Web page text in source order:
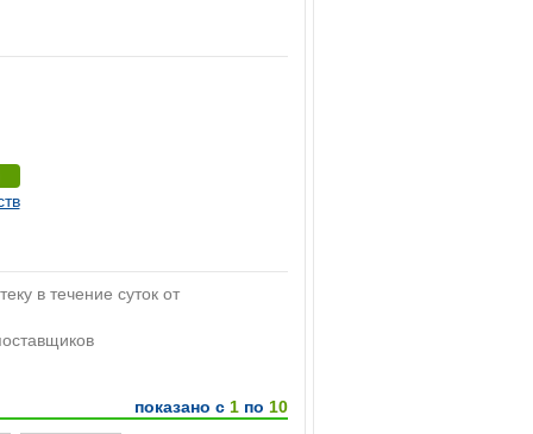
в течение суток от
показано с 1по 10